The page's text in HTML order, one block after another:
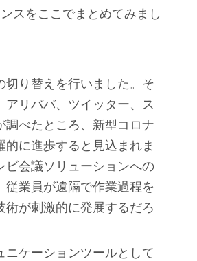
スをここでまとめてみまし
切り替えを行いました。そ
リババ、ツイッター、ス
調べたところ、新型コロナ
に進歩すると見込まれま
ビ会議ソリューションへの
業員が遠隔で作業過程を
が刺激的に発展するだろ
ニケーションツールとして